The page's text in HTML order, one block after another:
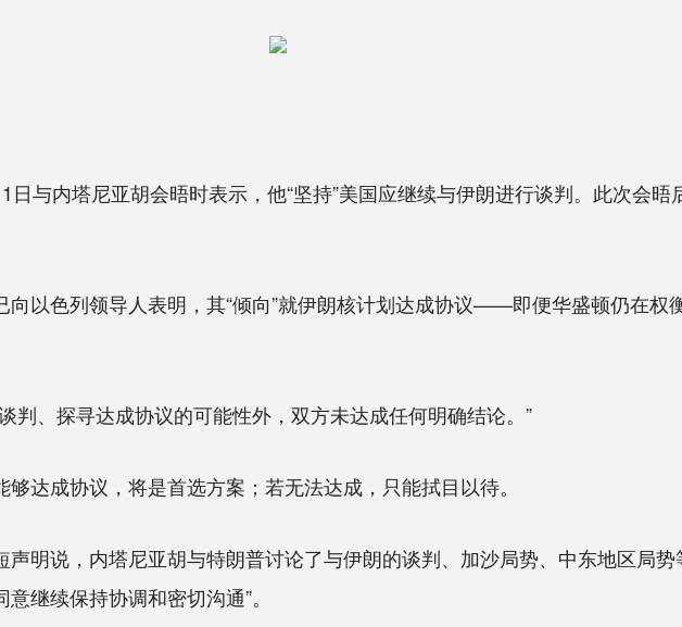
内塔尼亚胡会晤时表示，他“坚持”美国应继续与伊朗进行谈判。此次会晤
以色列领导人表明，其“倾向”就伊朗核计划达成协议——即便华盛顿仍在权
、探寻达成协议的可能性外，双方未达成任何明确结论。”
成协议，将是首选方案；若无法达成，只能拭目以待。
说，内塔尼亚胡与特朗普讨论了与伊朗的谈判、加沙局势、中东地区局势
继续保持协调和密切沟通”。